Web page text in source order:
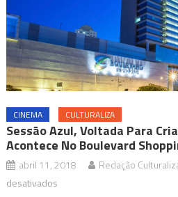
CINEMA CULTURALIZA
Sessão Azul, Voltada Para
Acontece No Boulevard
abril 11, 2018 Redação
desativadosem